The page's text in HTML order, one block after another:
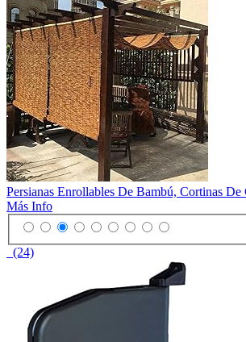
Persianas Enrollables De Bambú, Cortinas
Más Info
(24)